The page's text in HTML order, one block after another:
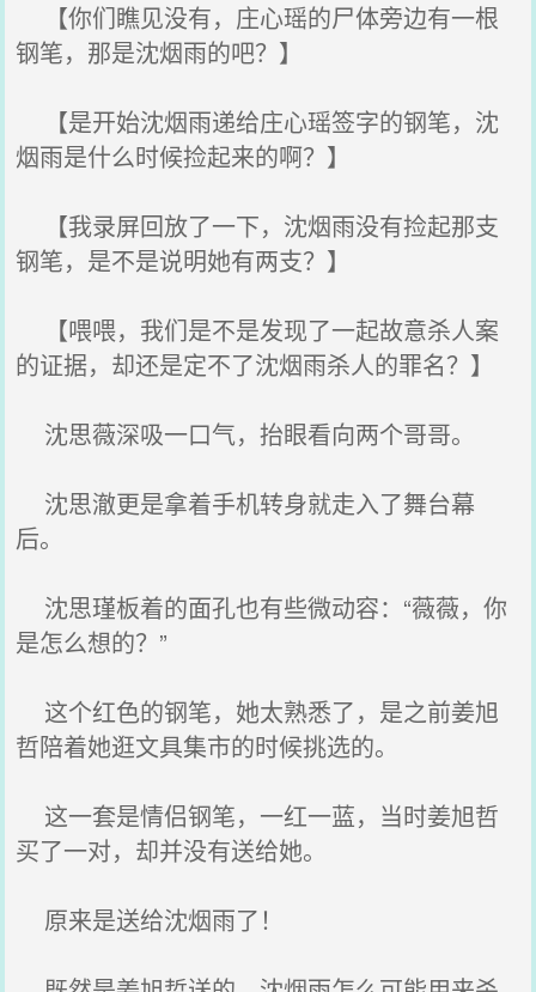
【你们瞧见没有，庄心瑶的尸体旁边有一根
钢笔，那是沈烟雨的吧？】
【是开始沈烟雨递给庄心瑶签字的钢笔，沈
烟雨是什么时候捡起来的啊？】
【我录屏回放了一下，沈烟雨没有捡起那支
钢笔，是不是说明她有两支？】
【喂喂，我们是不是发现了一起故意杀人案
的证据，却还是定不了沈烟雨杀人的罪名？】
沈思薇深吸一口气，抬眼看向两个哥哥。
沈思澈更是拿着手机转身就走入了舞台幕
后。
沈思瑾板着的面孔也有些微动容：“薇薇，你
是怎么想的？”
这个红色的钢笔，她太熟悉了，是之前姜旭
哲陪着她逛文具集市的时候挑选的。
这一套是情侣钢笔，一红一蓝，当时姜旭哲
买了一对，却并没有送给她。
原来是送给沈烟雨了！